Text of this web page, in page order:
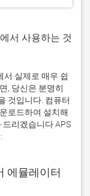
서 사용하는 것
서 실제로 매우 쉽
, 당신은 분명히
것입니다. 컴퓨터
로드하여 설치해
드리겠습니다 APS
에뮬레이터